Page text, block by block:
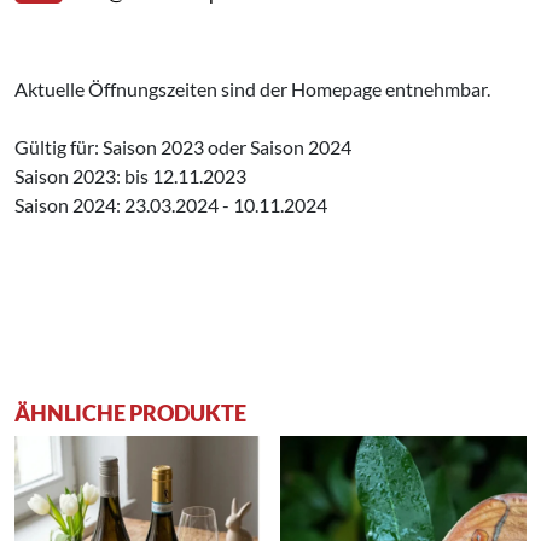
Aktuelle Öffnungszeiten sind der Homepage entnehmbar.
Gültig für: Saison 2023 oder Saison 2024
Saison 2023: bis 12.11.2023
Saison 2024: 23.03.2024 - 10.11.2024
ÄHNLICHE PRODUKTE